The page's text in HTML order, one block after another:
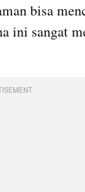
bisa
ini sangat